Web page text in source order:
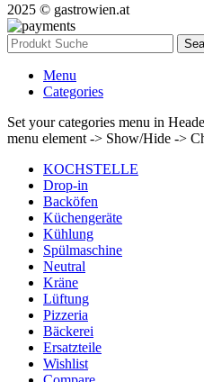
2025 © gastrowien.at
Menu
Categories
Set your categories menu in
menu element -> Show/Hide ->
KOCHSTELLE
Drop-in
Backöfen
Küchengeräte
Kühlung
Spülmaschine
Neutral
Kräne
Lüftung
Pizzeria
Bäckerei
Ersatzteile
Wishlist